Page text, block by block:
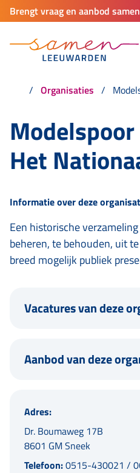
Brengt vraag en aanbod
Organisaties
Het
Informatie over deze
Een historische
beheren, te behouden, uit
breed mogelijk publiek
Vacatures van deze
Aanbod van deze
Adres:
Dr. Boumaweg 17B
8601 GM Sneek
Telefoon:0515-430021 /